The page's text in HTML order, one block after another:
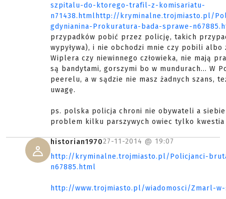
szpitalu-do-ktorego-trafil-z-komisariatu-
n71438.htmlhttp://kryminalne.trojmiasto.pl/
gdynianina-Prokuratura-bada-sprawe-
przypadków pobić przez policję, takich
wypyływa), i nie obchodzi mnie czy pobili
Wiplera czy niewinnego człowieka, nie mają
są bandytami, gorszymi bo w mundurach... W
peerelu, a w sądzie nie masz żadnych szans,
uwagę.
ps. polska policja chroni nie obywateli a
problem kilku parszywych owiec tylko kwestia
historian197027-11-2014 @ 19:07
http://kryminalne.trojmiasto.pl/Policjanci-
n67885.html
http://www.trojmiasto.pl/wiadomosci/Zmarl-